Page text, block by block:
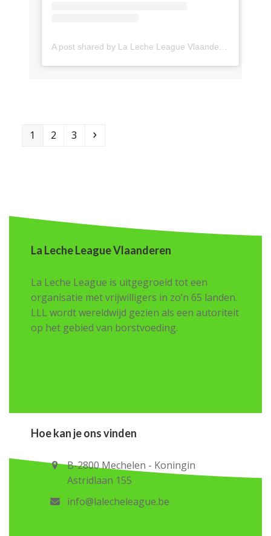
Page
1 Page
2 Page
3 Next
La Leche League Vlaanderen
La Leche League is uitgegroeid tot een
organisatie met vrijwilligers in zo’n 65 landen.
LLL wordt wereldwijd gezien als een autoriteit
op het gebied van borstvoeding.
Hoe kan je ons vinden
B-2800 Mechelen - Koningin
Astridlaan 155
info@lalecheleague.be